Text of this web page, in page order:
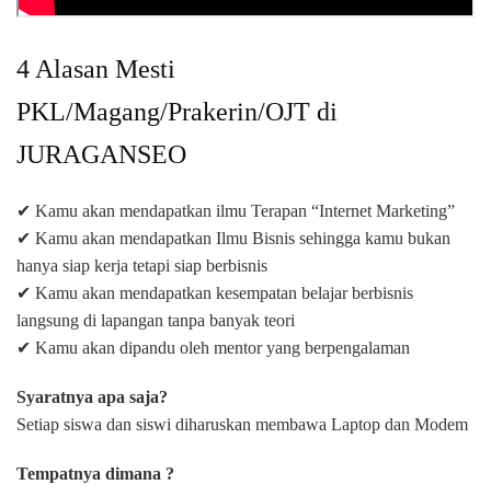
4 Alasan Mesti
PKL/Magang/Prakerin/OJT di
JURAGANSEO
✔ Kamu akan mendapatkan ilmu Terapan “Internet Marketing”
✔ Kamu akan mendapatkan Ilmu Bisnis sehingga kamu bukan
hanya siap kerja tetapi siap berbisnis
✔ Kamu akan mendapatkan kesempatan belajar berbisnis
langsung di lapangan tanpa banyak teori
✔ Kamu akan dipandu oleh mentor yang berpengalaman
Syaratnya apa saja?
Setiap siswa dan siswi diharuskan membawa Laptop dan Modem
Tempatnya dimana ?